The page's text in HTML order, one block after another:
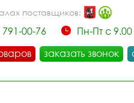
поставщиков:
00-76
Пн-Пт с
заказать звонок